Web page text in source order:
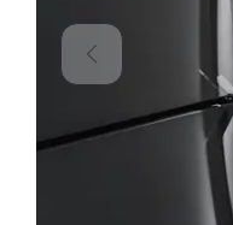
ambição e